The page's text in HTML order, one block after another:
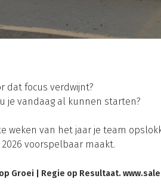
dat focus verdwijnt?
je vandaag al kunnen starten?
weken van het jaar je team
voorspelbaar maakt.
Groei | Regie op Resultaat.